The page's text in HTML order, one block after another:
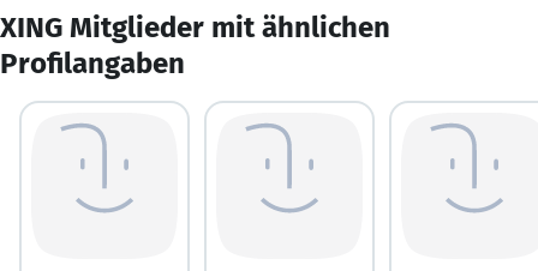
XING Mitglieder mit ähnlichen
Profilangaben